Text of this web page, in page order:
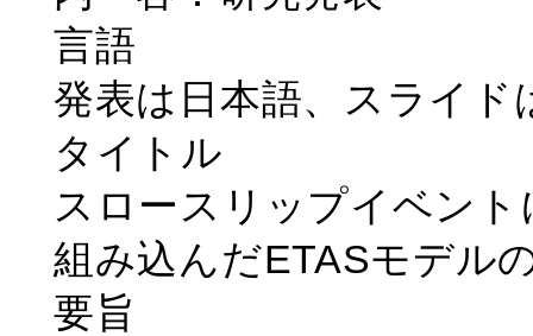
言語
発表は日本語、スライド
タイトル
スロースリップイベン
組み込んだETASモデル
要旨